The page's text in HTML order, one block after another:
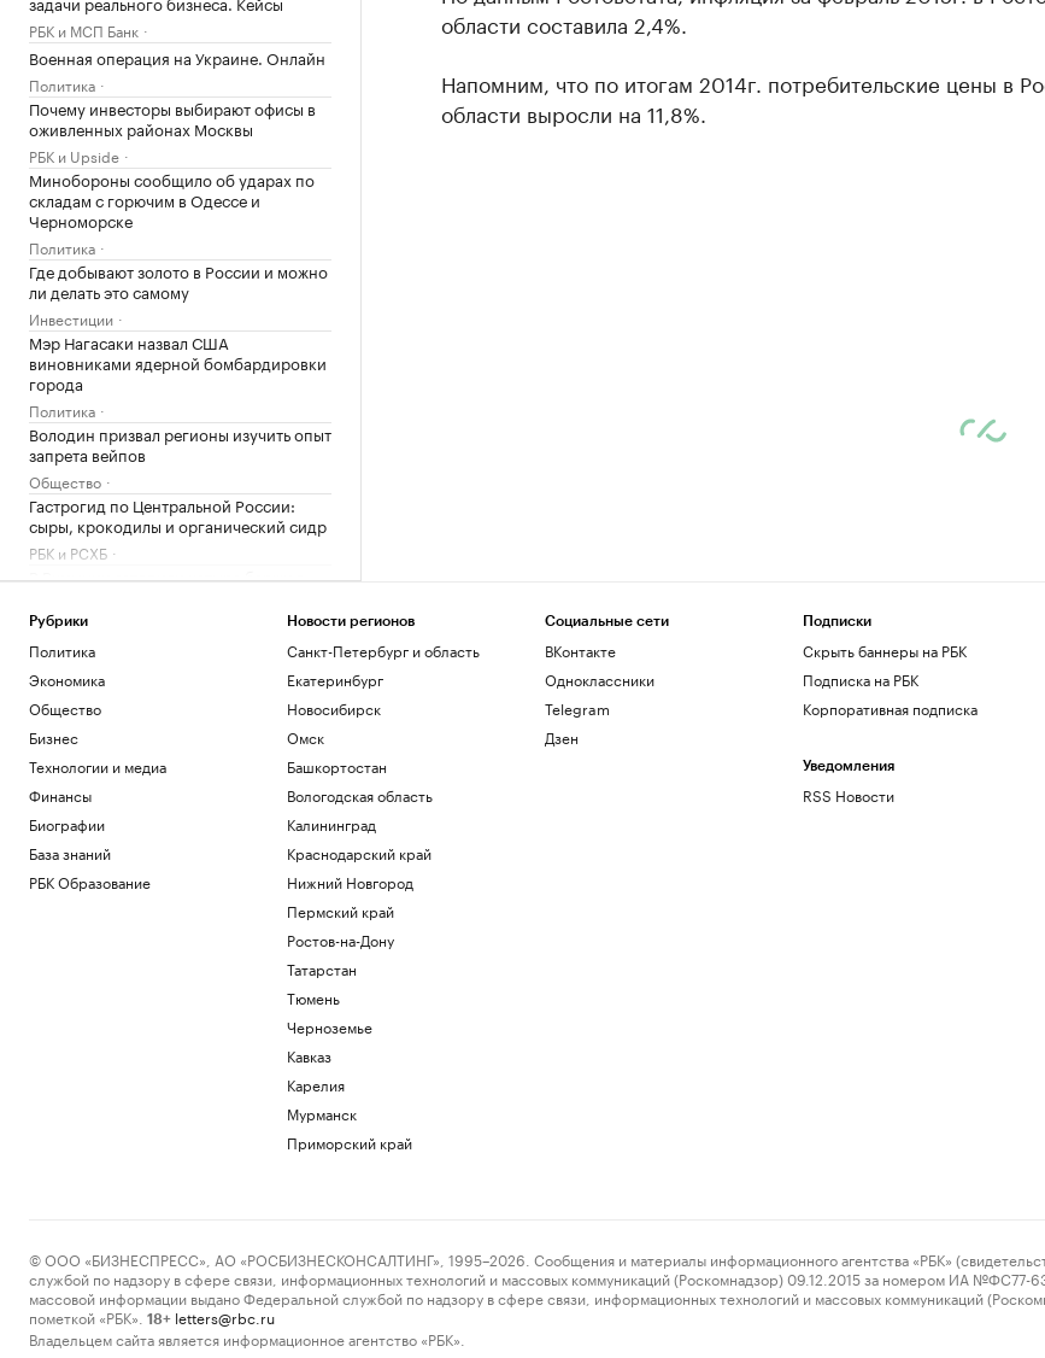
РБК и МСП Банк
Военная операция на Украине. Онлайн
Политика
Почему инвесторы выбирают офисы в
оживленных районах Москвы
РБК и Upside
Минобороны сообщило об ударах по
складам с горючим в Одессе и
Черноморске
Политика
Где добывают золото в России и можно
ли делать это самому
Инвестиции
Мэр Нагасаки назвал США
виновниками ядерной бомбардировки
города
Политика
Володин призвал регионы изучить опыт
запрета вейпов
Общество
Гастрогид по Центральной России:
сыры, крокодилы и органический сидр
РБК и РСХБ
В Румынии затопили четыре баржи в
Общество
Десятки человек погибли при лобовом
Общество
Бинго Нолана: 9 интересных фактов об
«Одиссее»
Общество
Дивидендные гэпы в 2026 году: две
трети акций уже восстановили
котировки
Инвестиции
Новый Audi Q9 против Mercedes-Benz
Lauder «закрыл кошелек» для партии
движении трамваев на севере Москвы
области составила 2,4%.
Напомним, что по итогам 2014г. потребительские цены в
области выросли на 11,8%.
Рубрики
Политика
Экономика
Общество
Бизнес
Технологии и медиа
Финансы
Биографии
База знаний
РБК Образование
Новости регионов
Санкт-Петербург и область
Екатеринбург
Новосибирск
Омск
Башкортостан
Вологодская область
Калининград
Краснодарский край
Нижний Новгород
Пермский край
Ростов-на-Дону
Татарстан
Тюмень
Черноземье
Кавказ
Карелия
Мурманск
Приморский край
Социальные сети
ВКонтакте
Одноклассники
Telegram
Дзен
Подписки
Скрыть баннеры на РБК
Подписка на РБК
Корпоративная подписка
Уведомления
RSS Новости
© ООО «БИЗНЕСПРЕСС», АО «РОСБИЗНЕСКОНСАЛТИНГ», 1995–2026. Сообщения и материалы информационного агентства «РБК»
службой по надзору в сфере связи, информационных технологий и массовых коммуникаций (Роскомнадзор) 09.12.2015 за номером ИА №ФС77-
массовой информации выдано Федеральной службой по надзору в сфере связи, информационных технологий и массовых коммуникаций
пометкой «РБК».
18+ letters@rbc.ru
Владельцем сайта является информационное агентство «РБК».